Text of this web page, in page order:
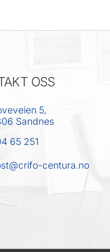
OSS
5,
Sandnes
65 251
centura.no